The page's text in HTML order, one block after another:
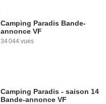
Camping Paradis Bande-
annonce VF
34 044 vues
Camping Paradis - saison 14
Bande-annonce VF